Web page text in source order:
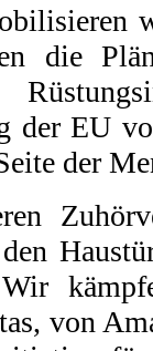
die
der EU
der
Wir
von